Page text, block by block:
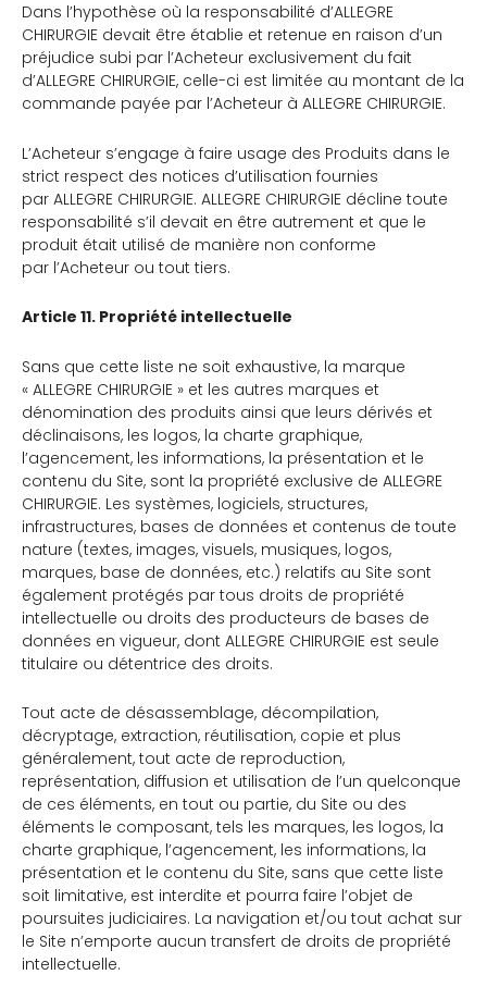
Dans l’hypothèse où la responsabilité d’ALLEGRE
CHIRURGIE devait être établie et retenue en raison d’un
préjudice subi par l’Acheteur exclusivement du fait
d’ALLEGRE CHIRURGIE, celle-ci est limitée au montant de la
commande payée par l’Acheteur à ALLEGRE CHIRURGIE.
L’Acheteur s’engage à faire usage des Produits dans le
strict respect des notices d’utilisation fournies
par ALLEGRE CHIRURGIE. ALLEGRE CHIRURGIE décline toute
responsabilité s’il devait en être autrement et que le
produit était utilisé de manière non conforme
par l’Acheteur ou tout tiers.
Article 11. Propriété intellectuelle
Sans que cette liste ne soit exhaustive, la marque
« ALLEGRE CHIRURGIE » et les autres marques et
dénomination des produits ainsi que leurs dérivés et
déclinaisons, les logos, la charte graphique,
l’agencement, les informations, la présentation et le
contenu du Site, sont la propriété exclusive de ALLEGRE
CHIRURGIE. Les systèmes, logiciels, structures,
infrastructures, bases de données et contenus de toute
nature (textes, images, visuels, musiques, logos,
marques, base de données, etc.) relatifs au Site sont
également protégés par tous droits de propriété
intellectuelle ou droits des producteurs de bases de
données en vigueur, dont ALLEGRE CHIRURGIE est seule
titulaire ou détentrice des droits.
Tout acte de désassemblage, décompilation,
décryptage, extraction, réutilisation, copie et plus
généralement, tout acte de reproduction,
représentation, diffusion et utilisation de l’un quelconque
de ces éléments, en tout ou partie, du Site ou des
éléments le composant, tels les marques, les logos, la
charte graphique, l’agencement, les informations, la
présentation et le contenu du Site, sans que cette liste
soit limitative, est interdite et pourra faire l’objet de
poursuites judiciaires. La navigation et/ou tout achat sur
le Site n’emporte aucun transfert de droits de propriété
intellectuelle.